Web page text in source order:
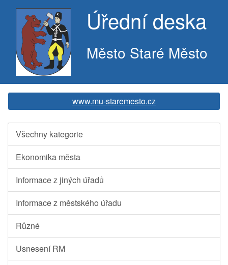
Úřední deska
Město Staré Město
www.mu-staremesto.cz
Všechny kategorie
Ekonomika města
Informace z jiných úřadů
Informace z městského úřadu
Různé
Usnesení RM